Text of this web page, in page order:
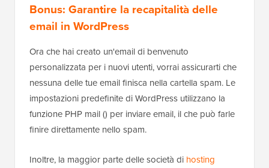
Bonus: Garantire la recapitalità delle
email in WordPress
Ora che hai creato un'email di benvenuto
personalizzata per i nuovi utenti, vorrai assicurarti che
nessuna delle tue email finisca nella cartella spam. Le
impostazioni predefinite di WordPress utilizzano la
funzione PHP mail () per inviare email, il che può farle
finire direttamente nello spam.
Inoltre, la maggior parte delle società di hosting